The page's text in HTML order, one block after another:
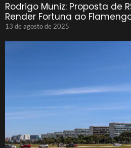
Rodrigo Muniz: Proposta de
Render Fortuna ao
13 de agosto de 2025